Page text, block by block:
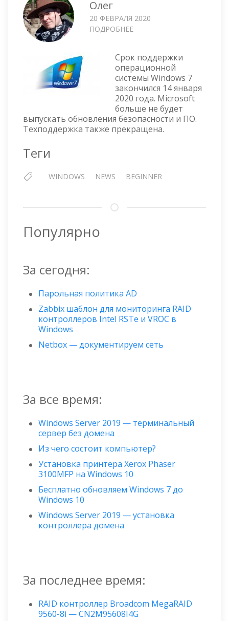
Олег
20 ФЕВРАЛЯ 2020
ПОДРОБНЕЕ
WINDOWS
7
ЗАКОНЧИЛСЯ
Срок поддержки
операционной
системы Windows 7
закончился 14 января
2020 года. Microsoft
больше не будет
выпускать обновления безопасности и ПО.
Техподдержка также прекращена.
Теги
WINDOWS NEWS BEGINNER
Популярно
За сегодня:
Парольная политика AD
Zabbix шаблон для мониторинга RAID
контроллеров Intel RSTe и VROC в
Windows
Netbox — документируем сеть
За все время:
Windows Server 2019 — терминальный
сервер без домена
Из чего состоит компьютер?
Установка принтера Xerox Phaser
3100MFP на Windows 10
Бесплатно обновляем Windows 7 до
Windows 10
Windows Server 2019 — установка
контроллера домена
За последнее время:
RAID контроллер Broadcom MegaRAID
9560-8i — CN2M95608I4G